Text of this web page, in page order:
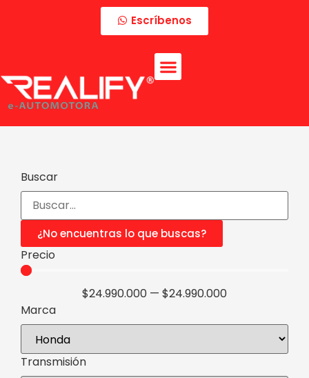
Escríbenos
Buscar
¿No encuentras lo que buscas?
Precio
$24.990.000 — $24.990.000
Marca
Transmisión